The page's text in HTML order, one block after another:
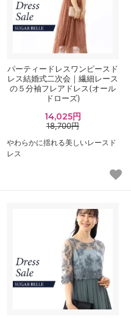
パーティードレスワンピースド
レス結婚式二次会｜繊細レース
の５分袖フレアドレス(オール
ドローズ)
14,025円
18,700円
やわらかに揺れる美しいレースド
レス